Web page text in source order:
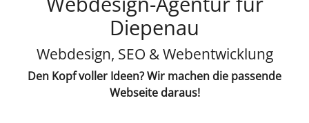
Diepenau
Webdesign, SEO & Webentwicklung
Den Kopf voller Ideen? Wir machen die passende
Webseite daraus!